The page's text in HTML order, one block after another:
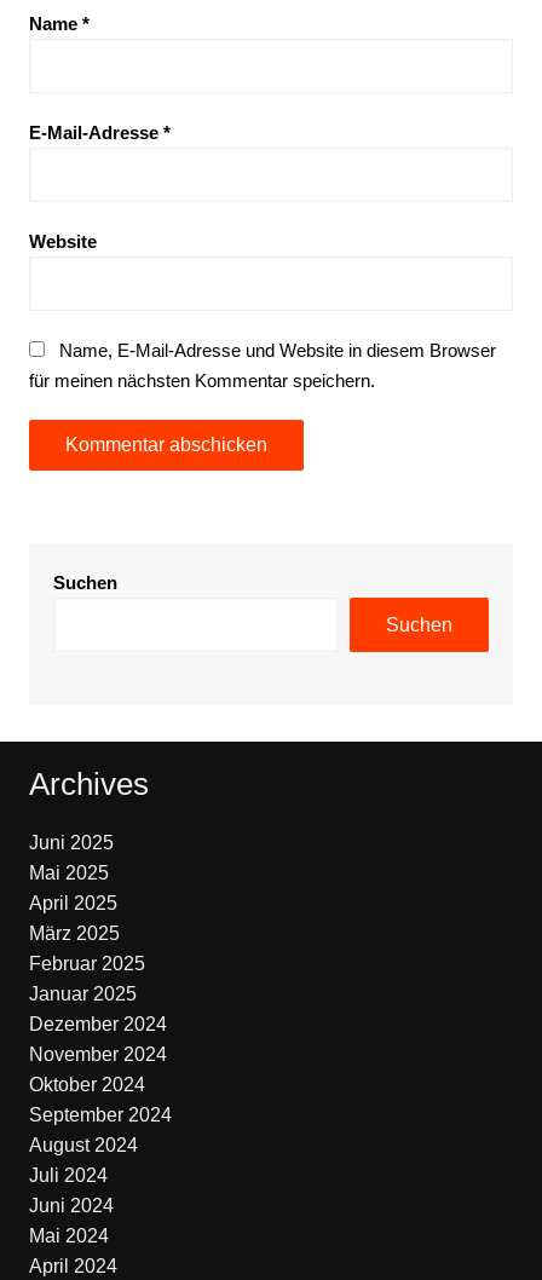
Name *
E-Mail-Adresse *
Website
Name, E-Mail-Adresse und Website in diesem Browser
für meinen nächsten Kommentar speichern.
Suchen
Suchen
Archives
Juni 2025
Mai 2025
April 2025
März 2025
Februar 2025
Januar 2025
Dezember 2024
November 2024
Oktober 2024
September 2024
August 2024
Juli 2024
Juni 2024
Mai 2024
April 2024